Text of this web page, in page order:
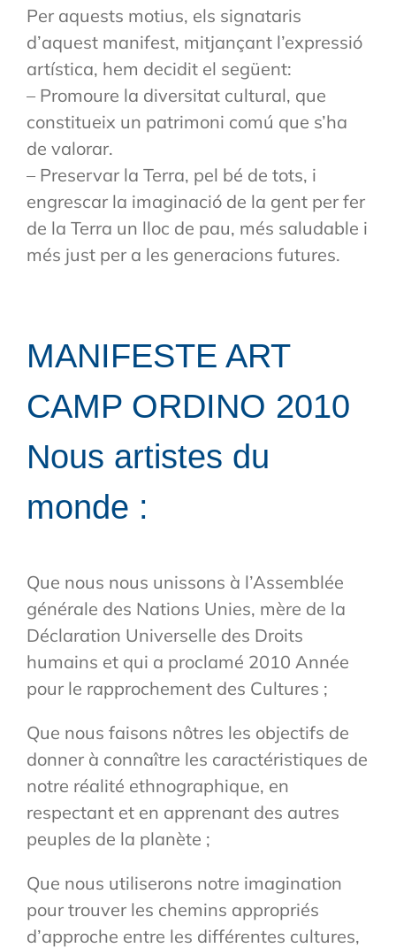
Per aquests motius, els signataris
d’aquest manifest, mitjançant l’expressió
artística, hem decidit el següent:
– Promoure la diversitat cultural, que
constitueix un patrimoni comú que s’ha
de valorar.
– Preservar la Terra, pel bé de tots, i
engrescar la imaginació de la gent per fer
de la Terra un lloc de pau, més saludable i
més just per a les generacions futures.
MANIFESTE ART
CAMP ORDINO 2010
Nous artistes du
monde :
Que nous nous unissons à l’Assemblée
générale des Nations Unies, mère de la
Déclaration Universelle des Droits
humains et qui a proclamé 2010 Année
pour le rapprochement des Cultures ;
Que nous faisons nôtres les objectifs de
donner à connaître les caractéristiques de
notre réalité ethnographique, en
respectant et en apprenant des autres
peuples de la planète ;
Que nous utiliserons notre imagination
pour trouver les chemins appropriés
d’approche entre les différentes cultures,